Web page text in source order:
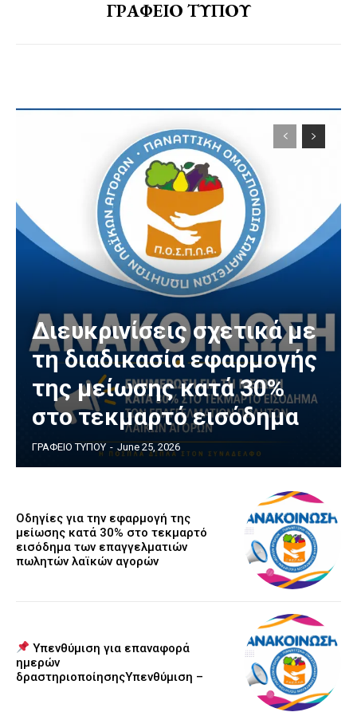
ΓΡΑΦΕΙΟ ΤΥΠΟΥ
Διευκρινίσεις σχετικά με
τη διαδικασία εφαρμογής
της μείωσης κατά 30%
στο τεκμαρτό εισόδημα
ΓΡΑΦΕΙΟ ΤΥΠΟΥ - June 25, 2026
Οδηγίες για την εφαρμογή της
μείωσης κατά 30% στο τεκμαρτό
εισόδημα των επαγγελματιών
πωλητών λαϊκών αγορών
Υπενθύμιση για επαναφορά
ημερών
δραστηριοποίησηςΥπενθύμιση –